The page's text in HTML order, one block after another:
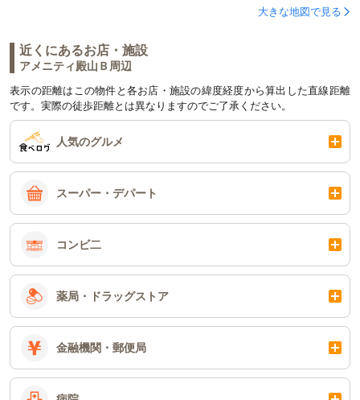
大きな地図で見る
近くにあるお店・施設
アメニティ殿山Ｂ周辺
表示の距離はこの物件と各お店・施設の緯度経度から算出した直線距離
です。実際の徒歩距離とは異なりますのでご了承ください。
人気のグルメ
スーパー・デパート
コンビ二
薬局・ドラッグストア
金融機関・郵便局